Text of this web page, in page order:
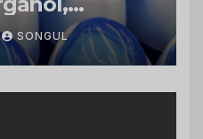
und
von
Anbietern
SONGUL